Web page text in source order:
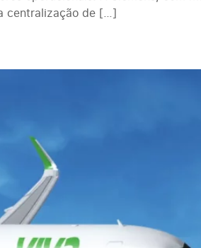
centralização de […]